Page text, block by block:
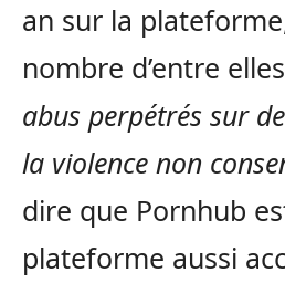
an sur la
nombre d’entre
abus perpétrés sur
la violence non
dire que Pornhub
plateforme aussi